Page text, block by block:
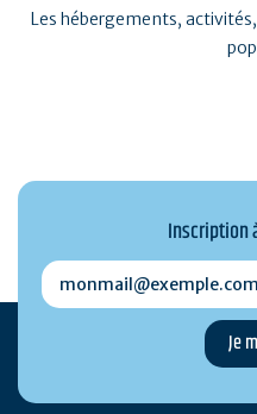
Les hébergements,
Inscription
monmail@exemple.com